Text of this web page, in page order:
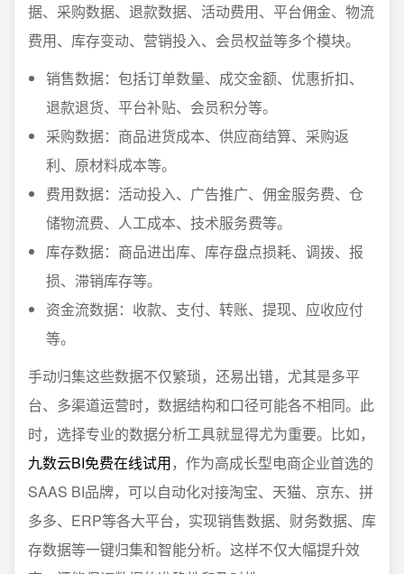
据、采购数据、退款数据、活动费用、平台佣金、物流
费用、库存变动、营销投入、会员权益等多个模块。
销售数据：包括订单数量、成交金额、优惠折扣、
退款退货、平台补贴、会员积分等。
采购数据：商品进货成本、供应商结算、采购返
利、原材料成本等。
费用数据：活动投入、广告推广、佣金服务费、仓
储物流费、人工成本、技术服务费等。
库存数据：商品进出库、库存盘点损耗、调拨、报
损、滞销库存等。
资金流数据：收款、支付、转账、提现、应收应付
等。
手动归集这些数据不仅繁琐，还易出错，尤其是多平
台、多渠道运营时，数据结构和口径可能各不相同。此
时，选择专业的数据分析工具就显得尤为重要。比如，
九数云BI免费在线试用，作为高成长型电商企业首选的
SAAS BI品牌，可以自动化对接淘宝、天猫、京东、拼
多多、ERP等各大平台，实现销售数据、财务数据、库
存数据等一键归集和智能分析。这样不仅大幅提升效